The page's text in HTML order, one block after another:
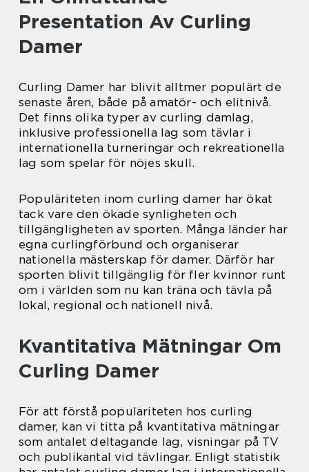
Presentation Av Curling
Damer
Curling Damer har blivit alltmer populärt de
senaste åren, både på amatör- och elitnivå.
Det finns olika typer av curling damlag,
inklusive professionella lag som tävlar i
internationella turneringar och rekreationella
lag som spelar för nöjes skull.
Populäriteten inom curling damer har ökat
tack vare den ökade synligheten och
tillgängligheten av sporten. Många länder har
egna curlingförbund och organiserar
nationella mästerskap för damer. Därför har
sporten blivit tillgänglig för fler kvinnor runt
om i världen som nu kan träna och tävla på
lokal, regional och nationell nivå.
Kvantitativa Mätningar Om
Curling Damer
För att förstå populariteten hos curling
damer, kan vi titta på kvantitativa mätningar
som antalet deltagande lag, visningar på TV
och publikantal vid tävlingar. Enligt statistik